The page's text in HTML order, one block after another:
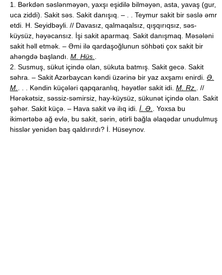
1. Bərkdən səslənməyən, yaxşı eşidilə bilməyən, asta, yavaş (gur,
uca ziddi). Sakit səs. Sakit danışıq. – . . Teymur sakit bir səslə əmr
etdi. H. Seyidbəyli. // Davasız, qalmaqalsız, qışqırıqsız, səs-
küysüz, həyəcansız. İşi sakit aparmaq. Sakit danışmaq. Məsələni
sakit həll etmək. – Əmi ilə qardaşoğlunun söhbəti çox sakit bir
ahəngdə başlandı. M. Hüs.
2. Susmuş, sükut içində olan, sükuta batmış. Sakit gecə. Sakit
səhra. – Sakit Azərbaycan kəndi üzərinə bir yaz axşamı enirdi. Ə.
M.
. . . Kəndin küçələri qapqaranlıq, həyətlər sakit idi. M. Rz.
. //
Hərəkətsiz, səssiz-səmirsiz, hay-küysüz, sükunət içində olan. Sakit
şəhər. Sakit küçə. – Hava sakit və ilıq idi. İ. Ə.
. Yoxsa bu
ikimərtəbə ağ evlə, bu sakit, sərin, ətirli bağla əlaqədar unudulmuş
hisslər yenidən baş qaldırırdı? İ. Hüseynov.